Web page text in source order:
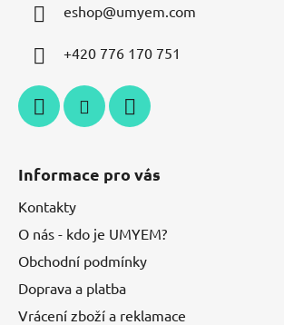
eshop@umyem.com
+420 776 170 751
Informace pro vás
Kontakty
O nás - kdo je UMYEM?
Obchodní podmínky
Doprava a platba
Vrácení zboží a reklamace